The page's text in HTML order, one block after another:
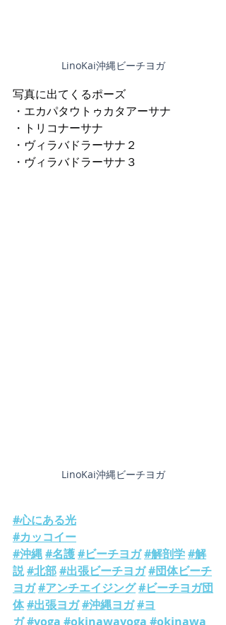
LinoKai沖縄ビーチヨガ
写真に出てくるポーズ
・エカパタウトゥカタアーサナ
・トリコナーサナ
・ヴィラバドラーサナ２
・ヴィラバドラーサナ３
LinoKai沖縄ビーチヨガ
#心にある光
#カッコイー
#沖縄#名護#ビーチヨガ#解剖学#解
説#北部#出張ビーチヨガ#団体ビーチ
ヨガ#アンチエイジング#ビーチヨガ団
体#出張ヨガ#沖縄ヨガ#ヨ
ガ#yoga #okinawayoga #okinawa